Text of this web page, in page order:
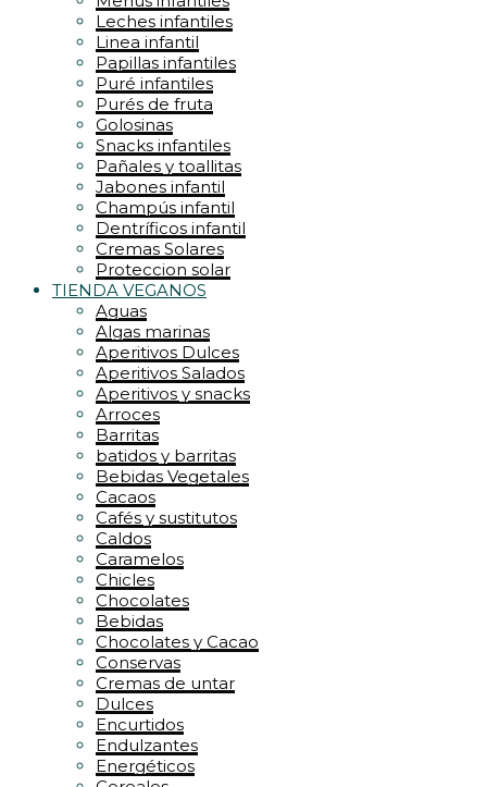
Leches infantiles
Linea infantil
Papillas infantiles
Puré infantiles
Purés de fruta
Golosinas
Snacks infantiles
Pañales y toallitas
Jabones infantil
Champús infantil
Dentríficos infantil
Cremas Solares
Proteccion solar
TIENDA VEGANOS
Aguas
Algas marinas
Aperitivos Dulces
Aperitivos Salados
Aperitivos y snacks
Arroces
Barritas
batidos y barritas
Bebidas Vegetales
Cacaos
Cafés y sustitutos
Caldos
Caramelos
Chicles
Chocolates
Bebidas
Chocolates y Cacao
Conservas
Cremas de untar
Dulces
Encurtidos
Endulzantes
Energéticos